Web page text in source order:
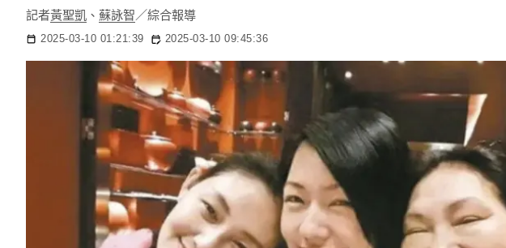
記者黃聖凱 、 蘇詠智／綜合報導
2025-03-10 01:21:39 2025-03-10 09:45:36